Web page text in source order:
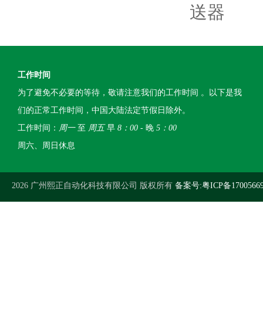
送器
工作时间
为了避免不必要的等待，敬请注意我们的工作时间 。以下是我
们的正常工作时间，中国大陆法定节假日除外。
工作时间： 周一至 周五早 8：00 - 晚 5：00
周六、周日休息
2026 广州熙正自动化科技有限公司 版权所有 备案号:粤ICP备